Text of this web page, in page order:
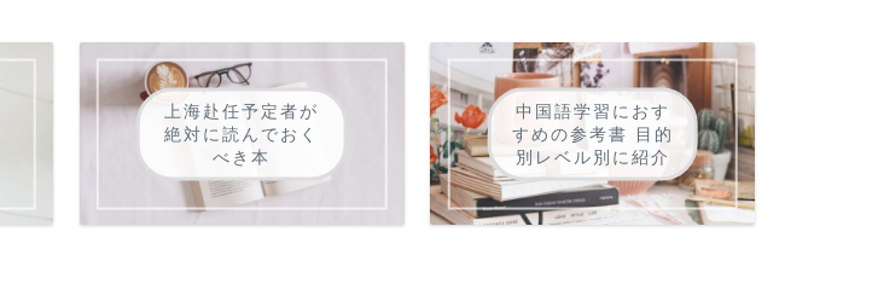
上海赴任予定者が
絶対に読んでおく
べき本
中国語学習におす
すめの参考書 目的
別レベル別に紹介